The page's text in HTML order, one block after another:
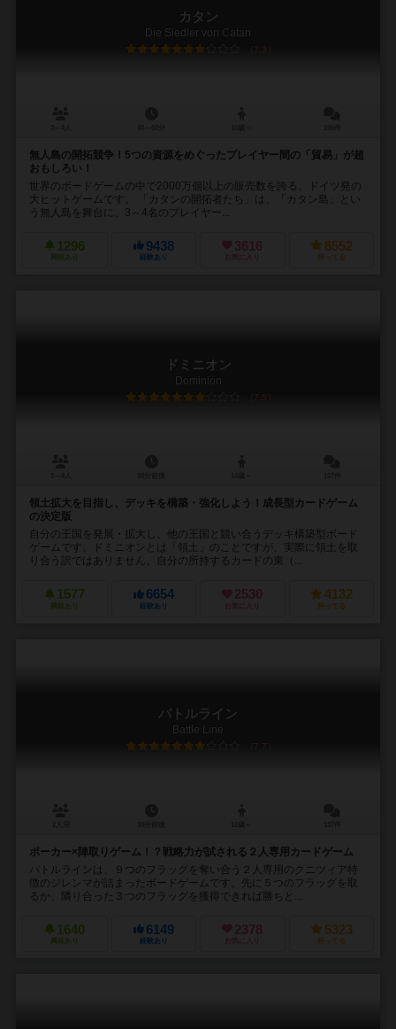
カタン
Die Siedler von Catan
7.3
無人島の開拓競争！5つの資源をめぐったプレイヤー間の「貿易」が超
おもしろい！
世界のボードゲームの中で2000万個以上の販売数を誇る、ドイツ発の
大ヒットゲームです。 「カタンの開拓者たち」は、「カタン島」とい
う無人島を舞台に、3～4名のプレイヤー...
1296
興味あり
9438
経験あり
3616
お気に入り
8552
持ってる
ドミニオン
Dominion
7.5
領土拡大を目指し、デッキを構築・強化しよう！成長型カードゲーム
の決定版
自分の王国を発展・拡大し、他の王国と競い合うデッキ構築型ボード
ゲームです。ドミニオンとは「領土」のことですが、実際に領土を取
り合う訳ではありません。自分の所持するカードの束（...
1577
興味あり
6654
経験あり
2530
お気に入り
4132
持ってる
バトルライン
Battle Line
7.7
ポーカー×陣取りゲーム！？戦略力が試される２人専用カードゲーム
バトルラインは、９つのフラッグを奪い合う２人専用のクニツィア特
徴のジレンマが詰まったボードゲームです。先に５つのフラッグを取
るか、隣り合った３つのフラッグを獲得できれば勝ちと...
1640
興味あり
6149
経験あり
2378
お気に入り
5323
持ってる